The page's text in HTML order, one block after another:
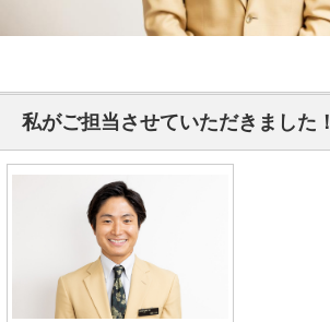
私がご担当させていただきました！